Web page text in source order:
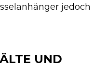
jedoch
UND